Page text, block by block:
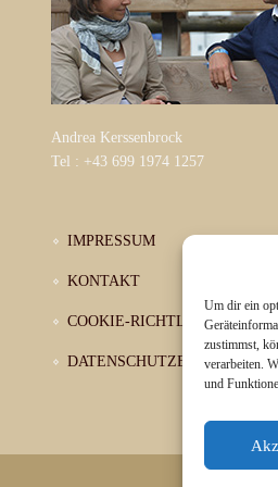
Um dir ein
zustimmst,
verarbeiten.
und
Stall entsteht
31/07/2026 0 Comment
sammeln sich nicht
Andrea Kerssenbrock
Tel : +43 699 1974 1257
IMPRESSUM
KONTAKT
COOKIE-RICHTLINIE (EU)
DATENSCHUTZERKLÄRUNG